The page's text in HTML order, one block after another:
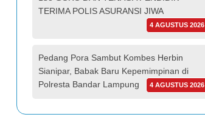
TERIMA POLIS ASURANSI JIWA
4 AGUSTUS 2026
Pedang Pora Sambut Kombes Herbin
Sianipar, Babak Baru Kepemimpinan di
Polresta Bandar Lampung
4 AGUSTUS 2026